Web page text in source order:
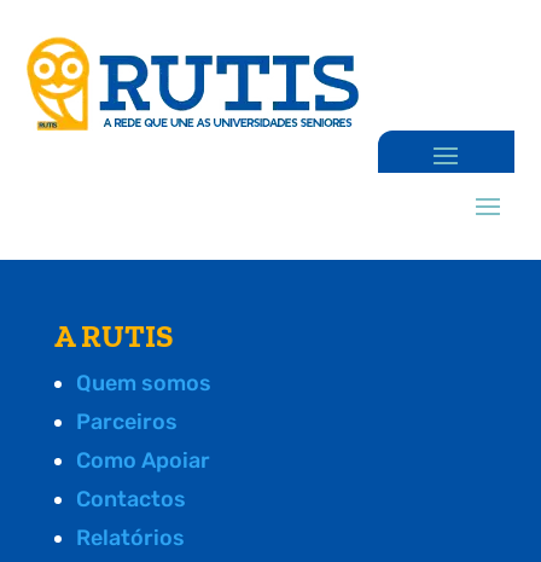
A RUTIS
Quem somos
Parceiros
Como Apoiar
Contactos
Relatórios